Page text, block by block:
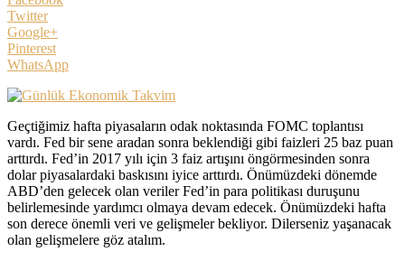
Twitter
Google+
Pinterest
WhatsApp
Geçtiğimiz hafta piyasaların odak noktasında FOMC toplantısı
vardı. Fed bir sene aradan sonra beklendiği gibi faizleri 25 baz puan
arttırdı. Fed’in 2017 yılı için 3 faiz artışını öngörmesinden sonra
dolar piyasalardaki baskısını iyice arttırdı. Önümüzdeki dönemde
ABD’den gelecek olan veriler Fed’in para politikası duruşunu
belirlemesinde yardımcı olmaya devam edecek. Önümüzdeki hafta
son derece önemli veri ve gelişmeler bekliyor. Dilerseniz yaşanacak
olan gelişmelere göz atalım.